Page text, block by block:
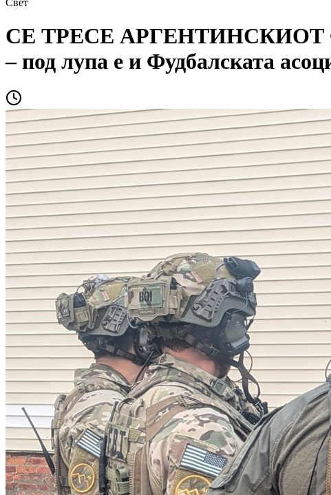
Свет
СЕ ТРЕСЕ АРГЕНТИНСКИОТ
– под лупа е и Фудбалската